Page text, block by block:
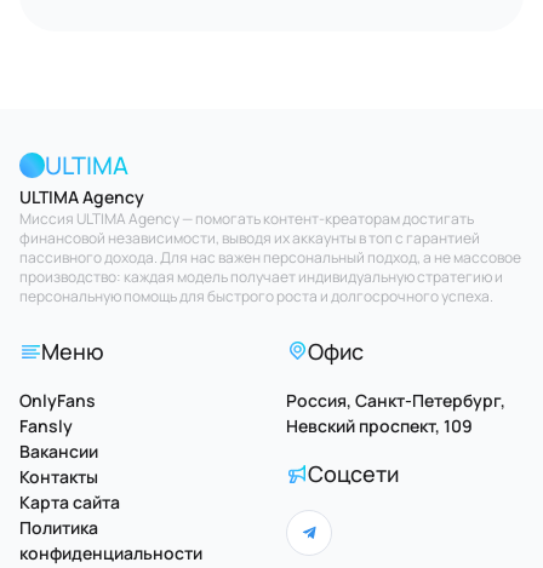
ULTIMA
ULTIMA Agency
Миссия ULTIMA Agency — помогать контент-креаторам достигать
финансовой независимости, выводя их аккаунты в топ с гарантией
пассивного дохода. Для нас важен персональный подход, а не массовое
производство: каждая модель получает индивидуальную стратегию и
персональную помощь для быстрого роста и долгосрочного успеха.
Меню
OnlyFans
Fansly
Вакансии
Контакты
Карта сайта
Политика
конфиденциальности
Офис
Россия, Санкт-Петербург,
Невский проспект, 109
Соцсети